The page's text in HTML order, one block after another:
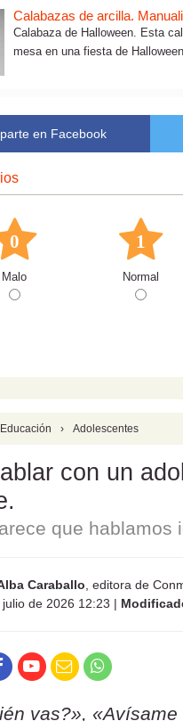
Calabazas de arcilla.
Calabaza de Halloween. Esta
mesa en una fiesta de
en Facebook
0
Malo
1
Normal
Educación › Adolescentes
con un
que hablamos
Caraballo , editora de
julio de 2026 12:23 |
vas?»,